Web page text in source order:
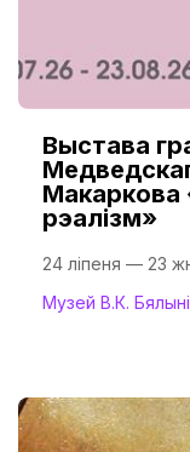
Выстава
Макаркова
рэалізм»
24 ліпеня — 23
Музей В.К.